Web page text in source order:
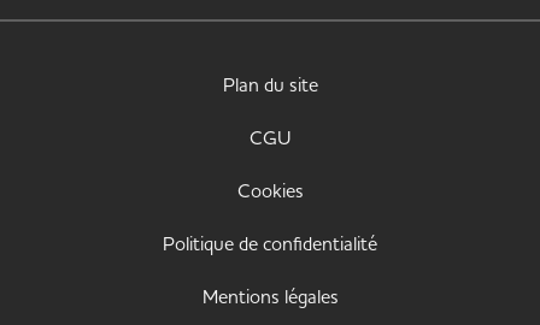
Plan du site
CGU
Cookies
Politique de confidentialité
Mentions légales